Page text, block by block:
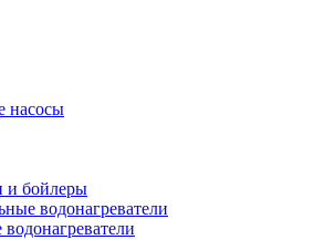
насосы
и бойлеры
водонагреватели